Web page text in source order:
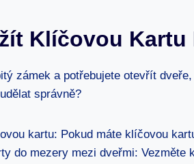
Klíčovou Kartu
zámek a potřebujete otevřít
správně?
kartu: Pokud máte klíčovou
do mezery mezi dveřmi: